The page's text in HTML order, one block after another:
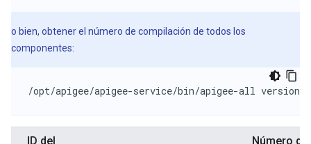
o bien, obtener el número de compilación de todos los
componentes:
/opt/apigee/apigee-service/bin/apigee-all version
ID del
Número de